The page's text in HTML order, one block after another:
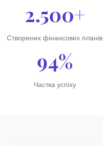
2.500+
Створених фінансових планів
94%
Частка успіху